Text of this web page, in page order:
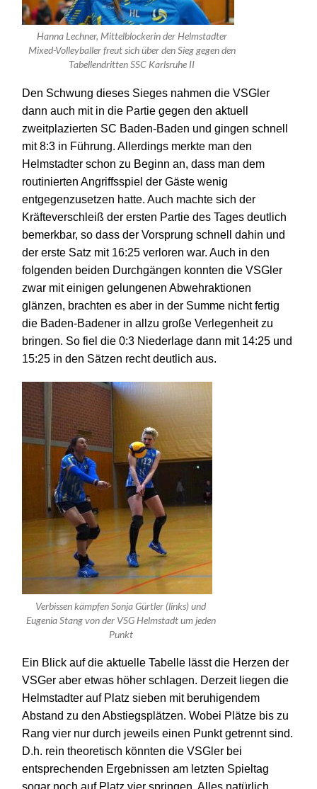
Hanna Lechner, Mittelblockerin der Helmstadter
Mixed-Volleyballer freut sich über den Sieg gegen den
Tabellendritten SSC Karlsruhe II
Den Schwung dieses Sieges nahmen die VSGler
dann auch mit in die Partie gegen den aktuell
zweitplazierten SC Baden-Baden und gingen schnell
mit 8:3 in Führung. Allerdings merkte man den
Helmstadter schonzu Beginn an, dass man dem
routinierten Angriffsspiel der Gäste wenig
entgegenzusetzen hatte.Auch machte sich der
Kräfteverschleiß der ersten Partie des Tages deutlich
bemerkbar, so dass der Vorsprung schnell dahin und
der erste Satz mit 16:25 verloren war.Auch in den
folgenden beiden Durchgängen konnten die VSGler
zwar mit einigen gelungenen Abwehraktionen
glänzen, brachten es aber in der Summe nicht fertig
die Baden-Badener in allzu große Verlegenheit zu
bringen. So fiel die 0:3 Niederlage dann mit 14:25 und
15:25 in den Sätzen recht deutlich aus.
Verbissen kämpfen Sonja Gürtler (links) und
Eugenia Stang von der VSG Helmstadt um jeden
Punkt
Ein Blick auf die aktuelle Tabelle lässt die Herzen der
VSGer aber etwas höher schlagen. Derzeit liegen die
Helmstadter auf Platz sieben mit beruhigendem
Abstand zu den Abstiegsplätzen. Wobei Plätze bis zu
Rang vier nur durch jeweils einen Punkt getrennt sind.
D.h. rein theoretisch könnten die VSGler bei
entsprechenden Ergebnissen am letzten Spieltag